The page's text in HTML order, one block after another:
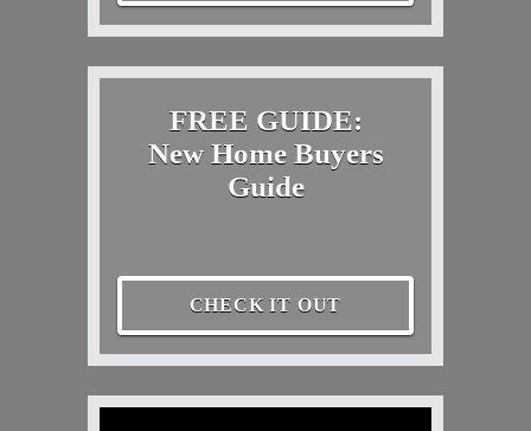
FREE GUIDE:
New Home Buyers
Guide
CHECK IT OUT